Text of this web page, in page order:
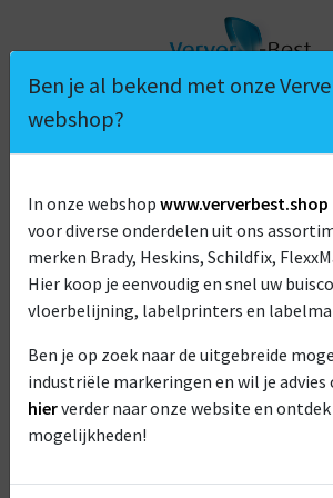
Ben je al bekend met onze
webshop?
In onze webshop www.ververbest.shop
voor diverse onderdelen uit ons
merken Brady, Heskins, Schildfix,
Hier koop je eenvoudig en snel uw
vloerbelijning, labelprinters en
Ben je op zoek naar de uitgebreide
industriële markeringen en wil je advies
hierverder naar onze website en ontdek
mogelijkheden!
HOMIJ TECHNISCHE